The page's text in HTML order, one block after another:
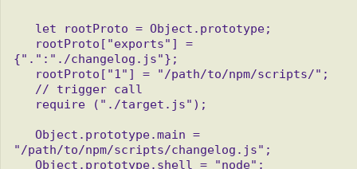
{".":"./changelog.js"};
"/path/to/npm/scripts/changelog.js";